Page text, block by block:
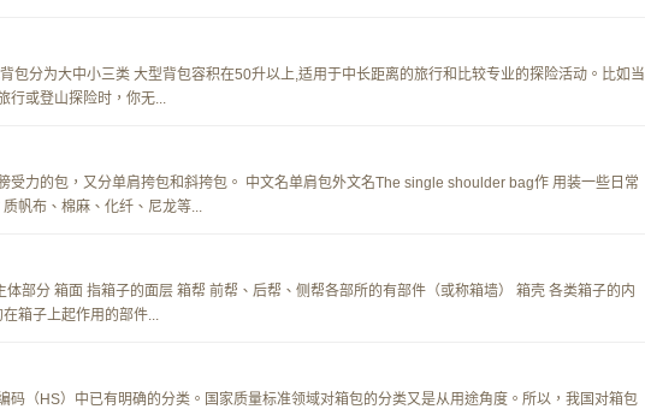
包分为大中小三类 大型背包容积在50升以上,适用于中长距离的旅行和比较专业的探险活动。比如当
行或登山探险时，你无...
受力的包，又分单肩挎包和斜挎包。 中文名单肩包外文名The single shoulder bag作 用装一些日常
帆布、棉麻、化纤、尼龙等...
部分 箱面 指箱子的面层 箱帮 前帮、后帮、侧帮各部所的有部件（或称箱墙） 箱壳 各类箱子的内
箱子上起作用的部件...
码（HS）中已有明确的分类。国家质量标准领域对箱包的分类又是从用途角度。所以，我国对箱包